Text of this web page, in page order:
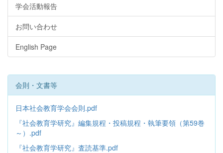
学会活動報告
お問い合わせ
English Page
会則・文書等
日本社会教育学会会則.pdf
『社会教育学研究』編集規程・投稿規程・執筆要領（第59巻
～）.pdf
『社会教育学研究』査読基準.pdf